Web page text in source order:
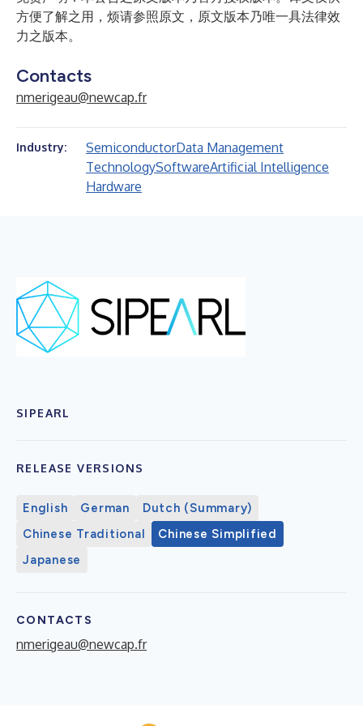
方便了解之用，烦请参照原文，原文版本乃唯一具法律效
力之版本。
Contacts
nmerigeau@newcap.fr
Industry: SemiconductorData Management
TechnologySoftwareArtificial Intelligence
Hardware
SIPEARL
RELEASE VERSIONS
English German
Dutch (Summary)
Chinese Traditional
Chinese Simplified
Japanese
CONTACTS
nmerigeau@newcap.fr